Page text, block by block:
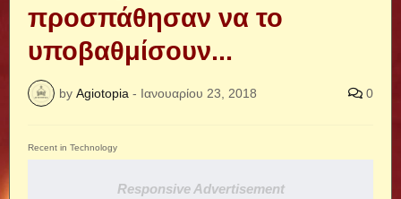
προσπάθησαν να το
υποβαθμίσουν...
by Agiotopia - Ιανουαρίου 23, 2018 0
Recent in Technology
Responsive Advertisement